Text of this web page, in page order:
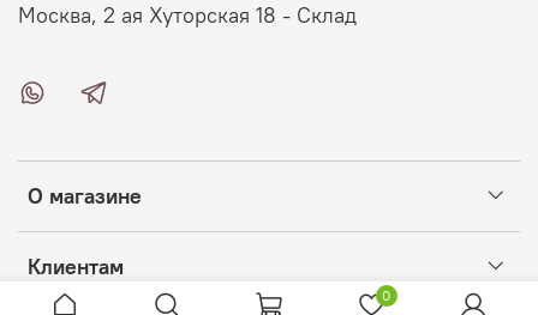
О магазине
Клиентам
Москва, 2 ая Хуторская 18 - Склад
0